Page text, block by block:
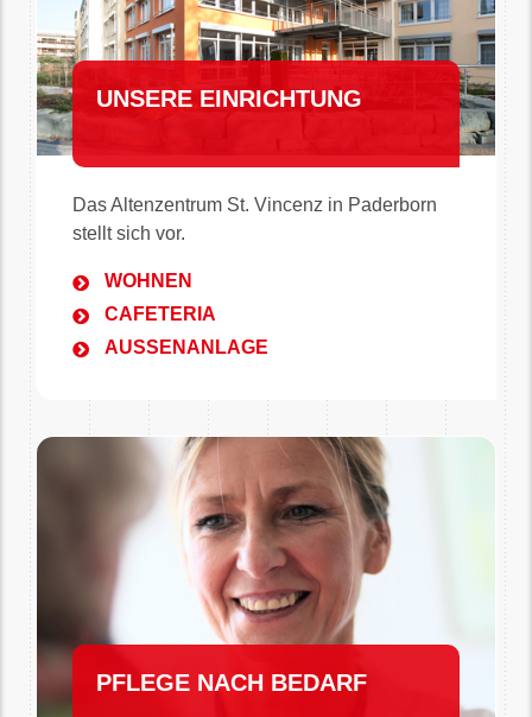
UNSERE EINRICHTUNG
Das Altenzentrum St. Vincenz in Paderborn
stellt sich vor.
WOHNEN
CAFETERIA
AUSSENANLAGE
PFLEGE NACH BEDARF